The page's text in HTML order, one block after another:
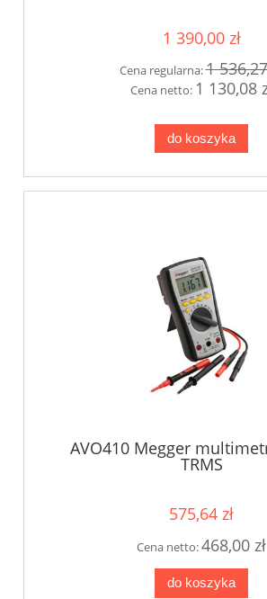
1 390,00 zł
Cena regularna:1
Cena netto: 1 130,08
do koszyka
AVO410 Megger
TRMS
575,64 zł
Cena netto:468,00 zł
do koszyka